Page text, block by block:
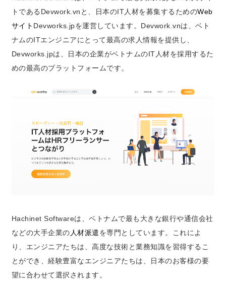
トであるDevwork.vnと、日本のIT人材を募集するためのWeb
サイト Devworks.jpを運営しています。Devwork.vnは、ベト
ナムのITエンジニアにとって最高の求人情報を提供し、
Devworks.jpは、日本の企業がベトナムのIT人材を採用するた
めの最高のプラットフォームです。
Hachinet Softwareは、ベトナムで最も大きな銀行や通信会社
などの大手企業の 人材派遣を専門としています。これによ
り、エンジニアたちは、高度な技術と業務知識を習得するこ
とができ、経験豊富なエンジニアたちは、日本のお客様の要
望に合わせて選択されます。